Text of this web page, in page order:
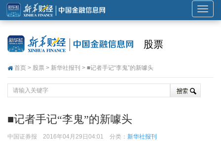
展
开
股票
首页 > 股票 > 新华社报刊 > ■记者手记“李鬼”的新噱头
■记者手记“李鬼”的新噱头
中国证券报 2016年04月29日04:01 分类： 新华社报刊